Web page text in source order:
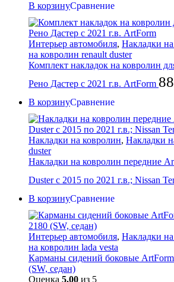
В корзинуСравнение
Интерьер автомобиля, Накладки
на ковролин renault duster
Комплект накладок на ковролин
Рено Дастер с 2021 г.в. ArtForm
В корзинуСравнение
Накладки на ковролин, Накладки
duster
Накладки на ковролин передние
Duster с 2015 по 2021 г.в.; Nissan
В корзинуСравнение
Интерьер автомобиля, Накладки
на ковролин lada vesta
Карманы сидений боковые
(SW, седан)
Оценка 5.00 из 5